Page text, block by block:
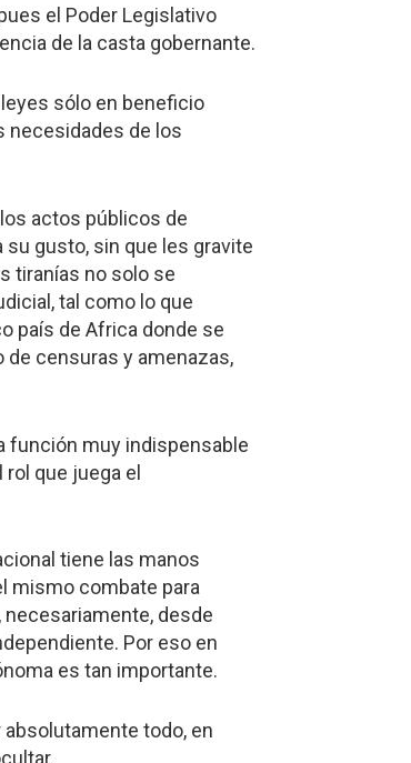
el Poder Legislativo
de la casta gobernante.
sólo en beneficio
necesidades de los
actos públicos de
su gusto, sin que les gravite
tiranías no solo se
tal como lo que
país de Africa donde se
de censuras y amenazas,
función muy indispensable
que juega el
tiene las manos
mismo combate para
necesariamente, desde
Por eso en
es tan importante.
todo, en